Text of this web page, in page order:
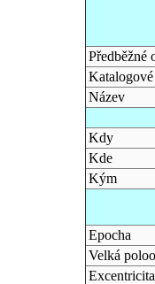
Předběžné
Název
Kdy
Kde
Kým
Epocha
Velká